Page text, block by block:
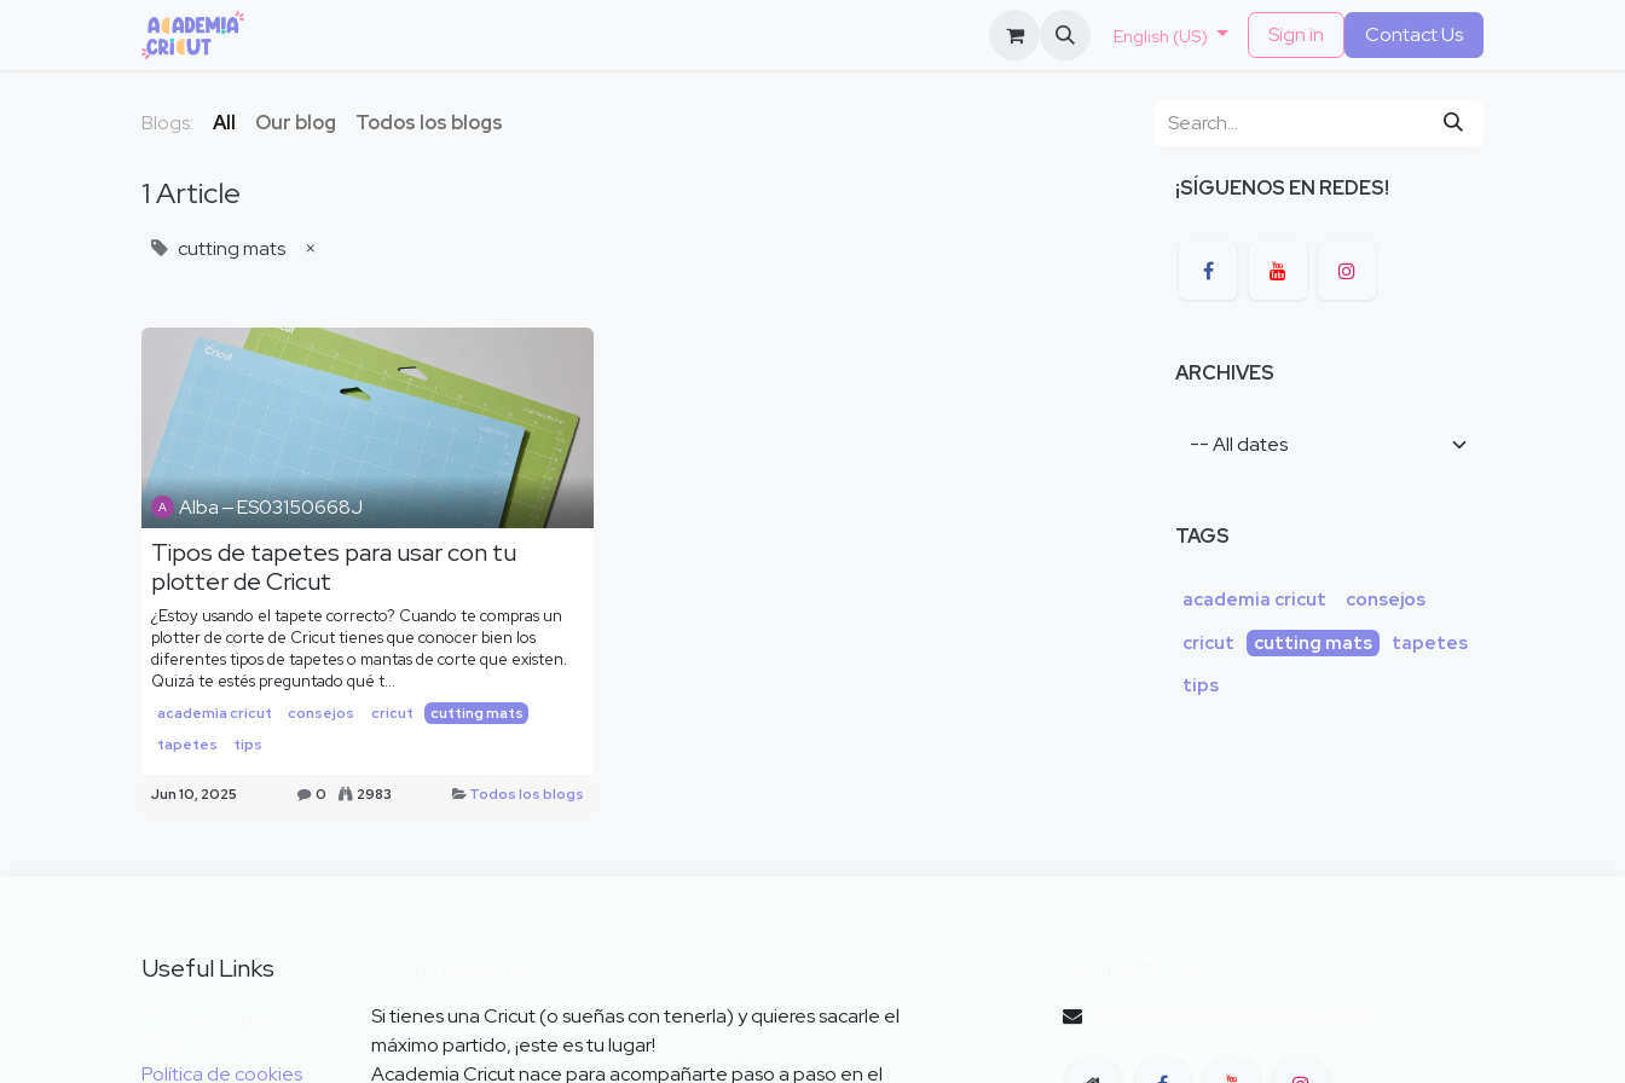
English (US) Sign in Contact Us
Blogs: All Our blog Todos los blogs
1 Article
cutting mats ×
Alba ‒ ES03150668J
Tipos de tapetes para usar con tu
plotter de Cricut
¿Estoy usando el tapete correcto? Cuando te compras un
plotter de corte de Cricut tienes que conocer bien los
diferentes tipos de tapetes o mantas de corte que existen.
Quizá te estés preguntado qué t...
academia cricut consejos cricut
cutting mats
tapetes
tips
Jun 10, 2025 0 2983 Todos los blogs
¡SÍGUENOS EN REDES!
ARCHIVES
TAGS
academia cricut
consejos
cricut
cutting mats
tapetes
tips
Useful Links
Política de cookies
Si tienes una Cricut (o sueñas con tenerla) y quieres sacarle el
máximo partido, ¡este es tu lugar!
Academia Cricut nace para acompañarte paso a paso en el